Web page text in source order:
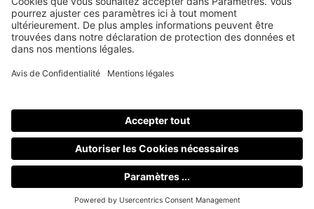
nubert sur le web
Modes de paiement
Tous les prix incluent la TVA, plus les fraisd'expédition
éventuels frais de livraison, sauf indication contraire.